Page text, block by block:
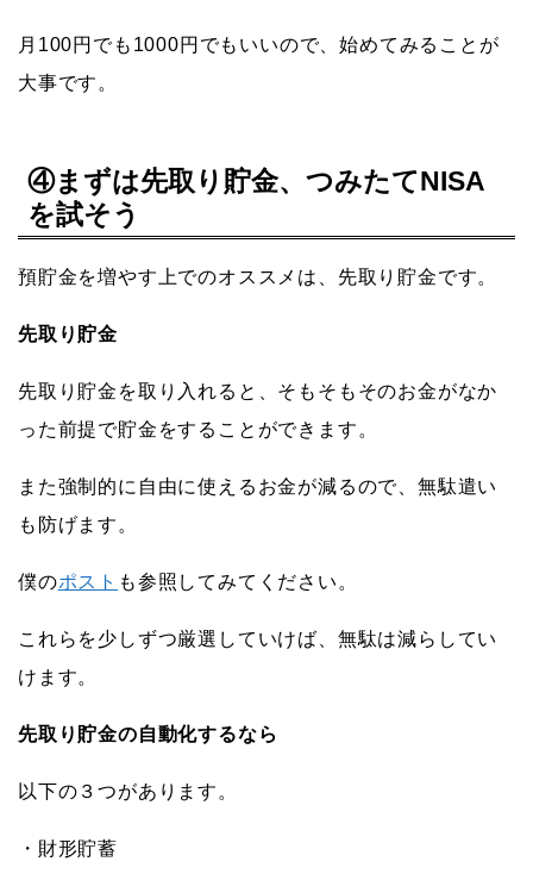
月100円でも1000円でもいいので、始めてみることが
大事です。
④まずは先取り貯金、つみたてNISA
を試そう
預貯金を増やす上でのオススメは、先取り貯金です。
先取り貯金
先取り貯金を取り入れると、そもそもそのお金がなか
った前提で貯金をすることができます。
また強制的に自由に使えるお金が減るので、無駄遣い
も防げます。
僕のポスト も参照してみてください。
これらを少しずつ厳選していけば、無駄は減らしてい
けます。
先取り貯金の自動化するなら
以下の３つがあります。
・財形貯蓄